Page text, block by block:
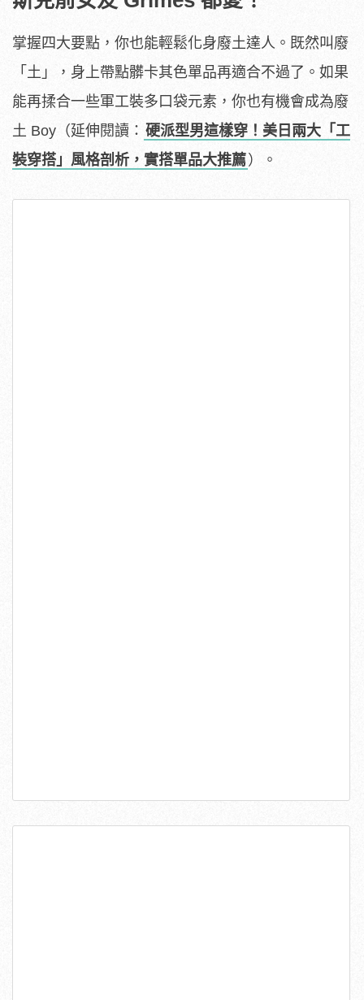
掌握四大要點，你也能輕鬆化身廢土達人。既然叫廢
「土」，身上帶點髒卡其色單品再適合不過了。如果
能再揉合一些軍工裝多口袋元素，你也有機會成為廢
土 Boy（延伸閱讀： 硬派型男這樣穿！美日兩大「工
裝穿搭」風格剖析，實搭單品大推薦）。